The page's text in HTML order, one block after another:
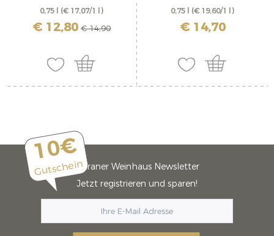
0,75 l (€ 17,07/1 l)
inkl. MwSt. zzgl. Versandkosten
€ 12,80 € 14,90
0,75 l (€ 19,60/1 l)
inkl. MwSt. zzgl. Versandkosten
€ 14,70
10€
GutscheinMeraner Weinhaus Newsletter
Jetzt registrieren und sparen!